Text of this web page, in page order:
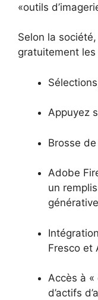
«outils
Selon la
gratuitement
Appuyez
Brosse
Adobe
un
générative
Fresco et
Accès à «
d’actifs